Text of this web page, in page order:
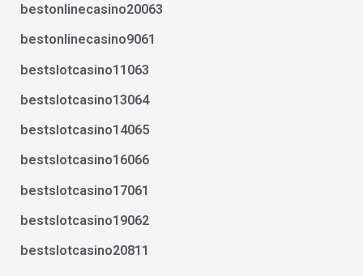
bestonlinecasino20063
bestonlinecasino9061
bestslotcasino11063
bestslotcasino13064
bestslotcasino14065
bestslotcasino16066
bestslotcasino17061
bestslotcasino19062
bestslotcasino20811